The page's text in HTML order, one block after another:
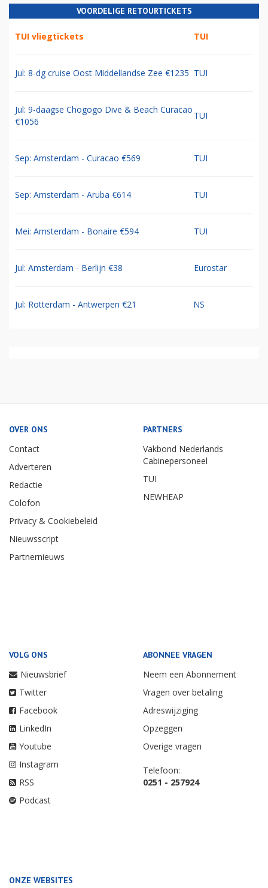
VOORDELIGE RETOURTICKETS
TUI vliegtickets TUI
Jul: 8-dg cruise Oost Middellandse Zee €1235 TUI
Jul: 9-daagse Chogogo Dive & Beach Curacao
€1056
TUI
Sep: Amsterdam - Curacao €569 TUI
Sep: Amsterdam - Aruba €614 TUI
Mei: Amsterdam - Bonaire €594 TUI
Jul: Amsterdam - Berlijn €38 Eurostar
Jul: Rotterdam - Antwerpen €21 NS
OVER ONS
Contact
Adverteren
Redactie
Colofon
Privacy & Cookiebeleid
Nieuwsscript
Partnernieuws
PARTNERS
Vakbond Nederlands
Cabinepersoneel
TUI
NEWHEAP
VOLG ONS
Nieuwsbrief
Twitter
Facebook
LinkedIn
Youtube
Instagram
RSS
Podcast
ABONNEE VRAGEN
Neem een Abonnement
Vragen over betaling
Adreswijziging
Opzeggen
Overige vragen
Telefoon:
0251 - 257924
ONZE WEBSITES